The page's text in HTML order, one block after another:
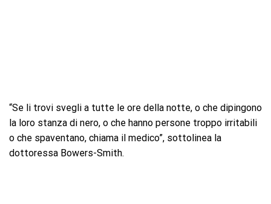
“Se li trovi svegli a tutte le ore della notte, o che dipingono
la loro stanza di nero, o che hanno persone troppo irritabili
o che spaventano, chiama il medico”, sottolinea la
dottoressa Bowers-Smith.